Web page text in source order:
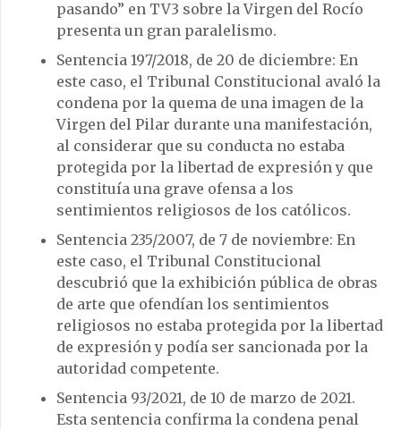
pasando” en TV3 sobre la Virgen del Rocío
presenta un gran paralelismo.
Sentencia 197/2018, de 20 de diciembre: En
este caso, el Tribunal Constitucional avaló la
condena por la quema de una imagen de la
Virgen del Pilar durante una manifestación,
al considerar que su conducta no estaba
protegida por la libertad de expresión y que
constituía una grave ofensa a los
sentimientos religiosos de los católicos.
Sentencia 235/2007, de 7 de noviembre: En
este caso, el Tribunal Constitucional
descubrió que la exhibición pública de obras
de arte que ofendían los sentimientos
religiosos no estaba protegida por la libertad
de expresión y podía ser sancionada por la
autoridad competente.
Sentencia 93/2021, de 10 de marzo de 2021.
Esta sentencia confirma la condena penal